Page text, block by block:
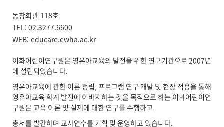
동창회관 118호
TEL: 02.3277.6600
WEB: educare.ewha.ac.kr
이화어린이연구원은 영유아교육의 발전을 위한 연구기관으로 2007년
에 설립되었습니다.
영유아교육에 관한 이론 정립, 프로그램 연구 개발 및 현장 적용을 통해
영유아교육 학계 발전에 이바지하는 것을 목적으로 하는 이화어린이연
구원은 교육 이론 및 실제에 대한 연구를 수행하고
총서를 발간하며 교사연수를 기획 및 운영하고 있습니다.